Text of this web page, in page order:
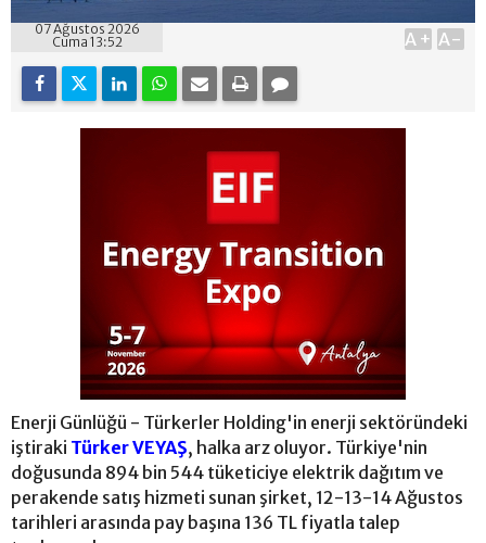
07 Ağustos 2026
Cuma 13:52
A+ A-
Enerji Günlüğü - Türkerler Holding'in enerji sektöründeki
iştiraki Türker VEYAŞ, halka arz oluyor. Türkiye'nin
doğusunda 894 bin 544 tüketiciye elektrik dağıtım ve
perakende satış hizmeti sunan şirket, 12-13-14 Ağustos
tarihleri arasında pay başına 136 TL fiyatla talep